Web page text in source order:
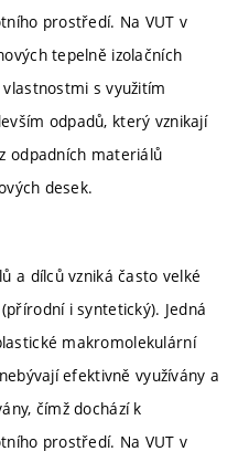
prostředí. Na VUT v
tepelně izolačních
s využitím
odpadů, který vznikají
odpadních materiálů
desek.
a dílců vzniká často velké
i syntetický). Jedná
makromolekulární
efektivně využívány a
čímž dochází k
prostředí. Na VUT v